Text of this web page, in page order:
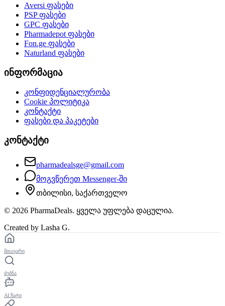
Aversi ფასები
PSPფასები
GPC ფასები
Pharmadepot ფასები
Fon.ge ფასები
Naturland ფასები
ინფორმაცია
კონფიდენციალურობა
Cookie პოლიტიკა
კონტაქტი
ფასები და პაკეტები
კონტაქტი
pharmadealsge@gmail.com
მოგვწერეთ Messenger-ში
თბილისი, საქართველო
© 2026 PharmaDeals. ყველა უფლება დაცულია.
Created by Lasha G.
მთავარი
ძებნა
AI ჩატი